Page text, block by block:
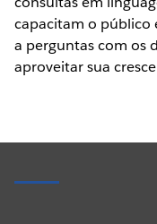
capacitam o público
a perguntas com os
aproveitar sua